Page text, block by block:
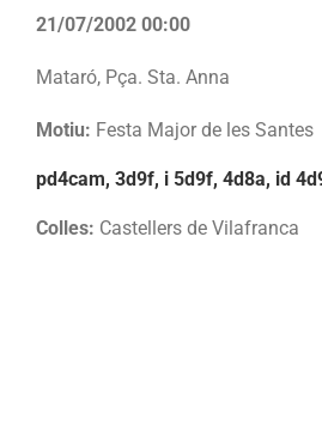
21/07/2002 00:00
Mataró, Pça. Sta. Anna
Motiu: Festa Major de les Santes
pd4cam, 3d9f, i 5d9f, 4d8a, id
Colles: Castellers de Vilafranca